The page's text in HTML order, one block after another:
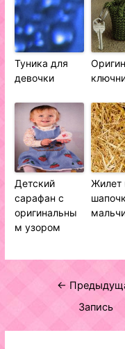
Туника для
девочки
Детский
сарафан с
оригинальны
м узором
Жилет
Навигация
←
Запись